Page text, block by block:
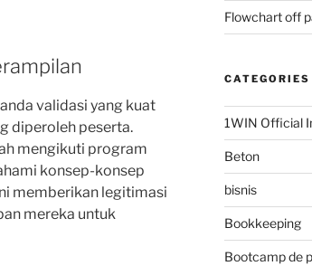
validasi yang kuat
diperoleh peserta.
mengikuti program
konsep-konsep
memberikan legitimasi
mereka untuk
Flowchart off
CATEGORIES
1WIN Official
Beton
bisnis
Bookkeeping
Bootcamp de